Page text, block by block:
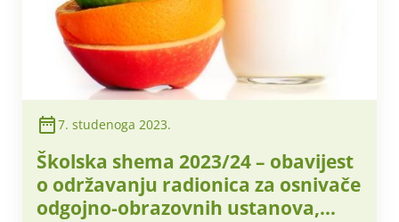
7. studenoga 2023.
Školska shema 2023/24 – obavijest
o održavanju radionica za osnivače
odgojno-obrazovnih ustanova,